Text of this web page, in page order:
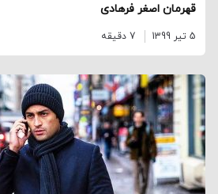
قهرمان اصغر فرهادی
5 تیر 1399 7 دقیقه